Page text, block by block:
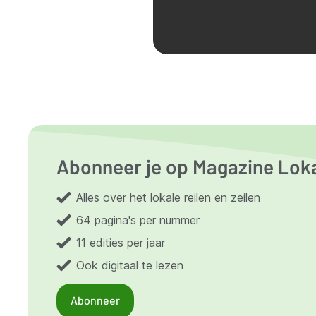
Abonneer je op Magazine
Alles over het lokale reilen en zeilen
64 pagina's per nummer
11 edities per jaar
Ook digitaal te lezen
Abonneer